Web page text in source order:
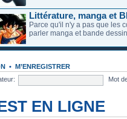
Littérature, manga et
Parce qu'il n'y a pas que les
parler manga et bande
• M’ENREGISTRER
Mot
EN LIGNE